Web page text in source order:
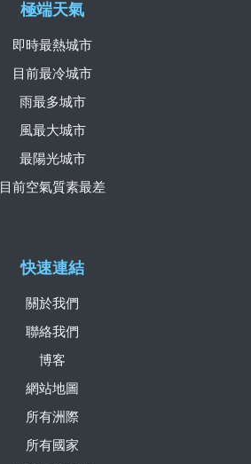
快速連結
關於我們
聯絡我們
博客
網站地圖
所有洲際
所有國家
極端天氣
即時最熱城市
目前最冷城市
雨最多城市
風最大城市
最陽光城市
目前空氣質素最差